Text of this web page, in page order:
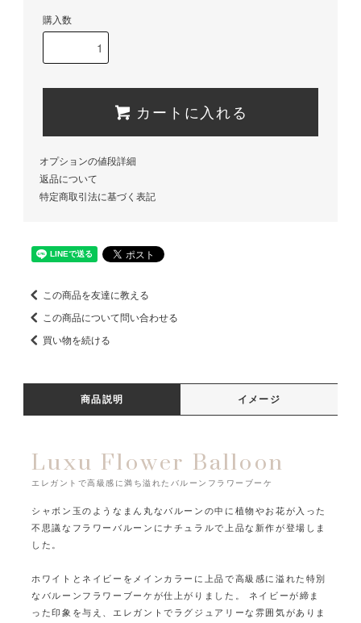
購入数
カートに入れる
オプションの値段詳細
返品について
特定商取引法に基づく表記
この商品を友達に教える
この商品について問い合わせる
買い物を続ける
商品説明 イメージ
Luxu Flower Balloon
エレガントで高級感に満ち溢れたバルーンフラワーブーケ
シャボン玉のようなまん丸なバルーンの中に植物やお花が入った
不思議なフラワーバルーンにナチュラルで上品な新作が登場しま
した。
ホワイトとネイビーをメインカラーに上品で高級感に溢れた特別
なバルーンフラワーブーケが仕上がりました。
ネイビーが締ま
った印象を与え、エレガントでラグジュアリーな雰囲気がありま